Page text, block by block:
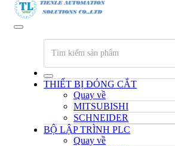
THIẾT BỊ ĐÓNG CẮT
Quay về
MITSUBISHI
SCHNEIDER
BỘ LẬP TRÌNH PLC
Quay về